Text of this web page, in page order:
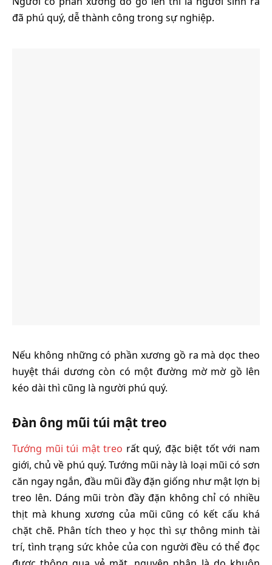
đã phú quý, dễ thành công trong sự nghiệp.
Nếu không những có phần xương gồ ra mà dọc theo
huyệt thái dương còn có một đường mờ mờ gồ lên
kéo dài thì cũng là người phú quý.
Đàn ông mũi túi mật treo
Tướng mũi túi mật treo rất quý, đặc biệt tốt với nam
giới, chủ về phú quý. Tướng mũi này là loại mũi có sơn
căn ngay ngắn, đầu mũi đầy đặn giống như mật lợn bị
treo lên. Dáng mũi tròn đầy đặn không chỉ có nhiều
thịt mà khung xương của mũi cũng có kết cấu khá
chặt chẽ. Phân tích theo y học thì sự thông minh tài
trí, tình trạng sức khỏe của con người đều có thể đọc